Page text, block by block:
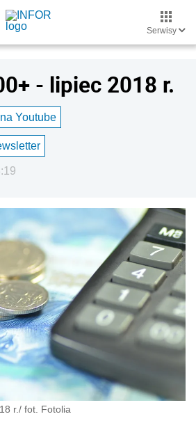
Serwisy
- lipiec 2018 r.
Youtube
r./ fot. Fotolia